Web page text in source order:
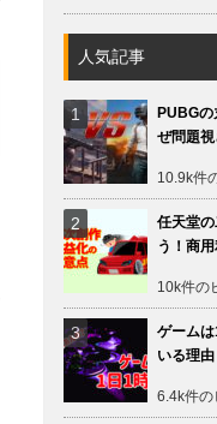
人気記事
PUBG
ぜ問題
10.9k件
任天堂
う！商
10k件の
ゲーム
いる理由
6.4k件の